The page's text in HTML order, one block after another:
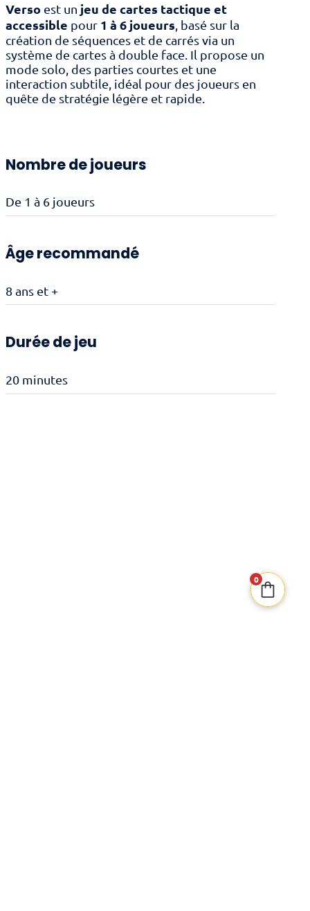
Verso est un jeu de cartes tactique et
accessible pour 1 à 6 joueurs , basé sur la
création de séquences et de carrés via un
système de cartes à double face. Il propose un
mode solo, des parties courtes et une
interaction subtile, idéal pour des joueurs en
quête de stratégie légère et rapide.
Nombre de joueurs
De 1 à 6 joueurs
Âge recommandé
8 ans et +
Durée de jeu
20 minutes
0